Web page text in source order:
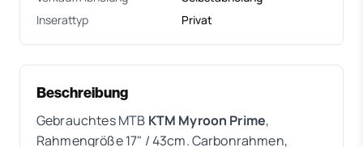
Inserattyp
Privat
Beschreibung
Gebrauchtes MTB KTM Myroon Prime,
Rahmengröße 17" / 43cm. Carbonrahmen,